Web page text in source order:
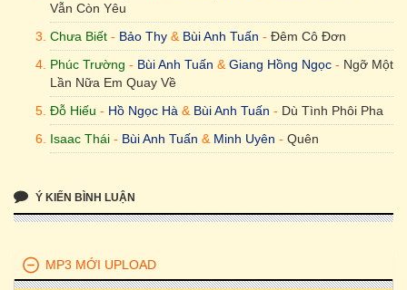
Vẫn Còn Yêu
Chưa Biết - Bảo Thy & Bùi Anh Tuấn - Đêm Cô Đơn
Phúc Trường - Bùi Anh Tuấn & Giang Hồng Ngọc - Ngỡ Một
Lần Nữa Em Quay Về
Đỗ Hiếu - Hồ Ngọc Hà & Bùi Anh Tuấn - Dù Tình Phôi Pha
Isaac Thái - Bùi Anh Tuấn & Minh Uyên - Quên
Ý KIẾN BÌNH LUẬN
MP3 MỚI UPLOAD